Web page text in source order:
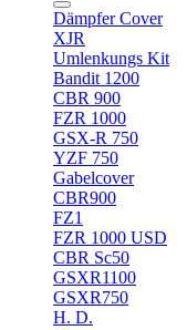
Dämpfer Cover
XJR
Umlenkungs Kit
Bandit 1200
CBR 900
FZR 1000
GSX-R 750
YZF 750
Gabelcover
CBR900
FZ1
FZR 1000 USD
CBR Sc50
GSXR1100
GSXR750
H. D.